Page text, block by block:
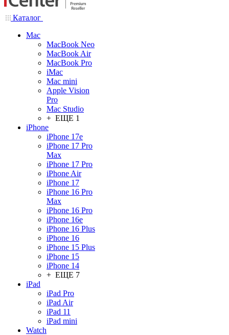
Каталог
Mac
MacBook Neo
MacBook Air
MacBook Pro
iMac
Mac mini
Apple Vision
Pro
Mac Studio
+ ЕЩЕ 1
iPhone
iPhone 17e
iPhone 17 Pro
Max
iPhone 17 Pro
iPhone Air
iPhone 17
iPhone 16 Pro
Max
iPhone 16 Pro
iPhone 16e
iPhone 16 Plus
iPhone 16
iPhone 15 Plus
iPhone 15
iPhone 14
+ ЕЩЕ 7
iPad
iPad Pro
iPad Air
iPad 11
iPad mini
Watch